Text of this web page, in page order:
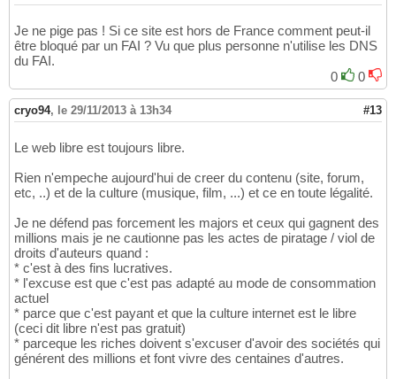
Je ne pige pas ! Si ce site est hors de France comment peut-il
être bloqué par un FAI ? Vu que plus personne n'utilise les DNS
du FAI.
0
0
cryo94, le 29/11/2013 à 13h34 #13
Le web libre est toujours libre.
Rien n'empeche aujourd'hui de creer du contenu (site, forum,
etc, ..) et de la culture (musique, film, ...) et ce en toute légalité.
Je ne défend pas forcement les majors et ceux qui gagnent des
millions mais je ne cautionne pas les actes de piratage / viol de
droits d'auteurs quand :
* c'est à des fins lucratives.
* l'excuse est que c'est pas adapté au mode de consommation
actuel
* parce que c'est payant et que la culture internet est le libre
(ceci dit libre n'est pas gratuit)
* parceque les riches doivent s'excuser d'avoir des sociétés qui
générent des millions et font vivre des centaines d'autres.